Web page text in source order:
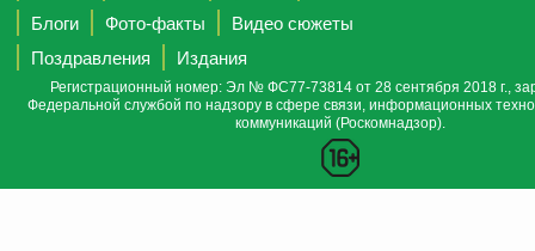
Блоги
Фото-факты
Видео сюжеты
Поздравления
Издания
Регистрационный номер: Эл № ФС77-73814 от 28 сентября 2018 г.,
Федеральной службой по надзору в сфере связи, информационных
коммуникаций (Роскомнадзор).